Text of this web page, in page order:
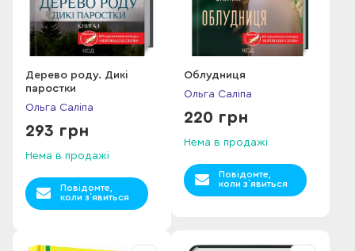
Дерево роду. Дикі
паростки
Ольга Саліпа
293 грн
Нема в продажі
Повідомте,
коли з`явиться
Облудниця
Ольга Саліпа
220 грн
Нема в продажі
Повідомте,
коли з`явиться